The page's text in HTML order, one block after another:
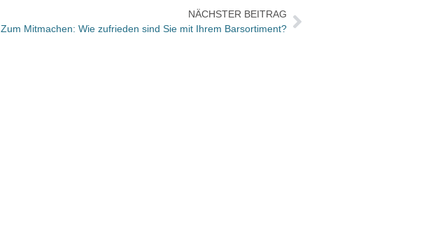
NÄCHSTER BEITRAG
Zum Mitmachen: Wie zufrieden sind Sie mit Ihrem Barsortiment?